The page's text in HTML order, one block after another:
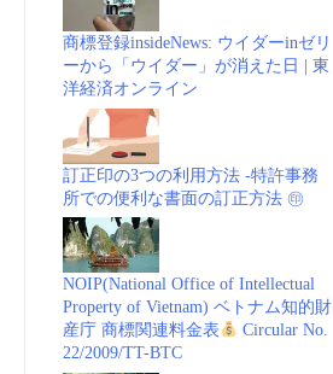
商標登録insideNews: ウイダーinゼリ
ーから「ウイダー」が消えた日 | 東
洋経済オンライン
訂正印の3つの利用方法 -特許事務
所での便利な書面の訂正方法 ㊞
NOIP(National Office of Intellectual
Property of Vietnam) ベトナム知的財
産庁 商標関連料金表
Circular No.
22/2009/TT-BTC